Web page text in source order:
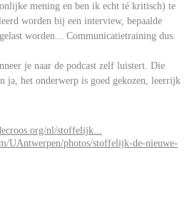
mening en ben ik echt té kritisch) te
worden bij een interview, bepaalde
worden... Communicatietraining dus.
je naar de podcast zelf luistert. Die
ja, het onderwerp is goed gekozen, leerrijk
nl/stoffelijk...
UAntwerpen/photos/stoffelijk-de-nieuwe-